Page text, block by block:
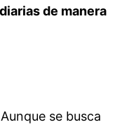
de manera
Aunque se busca